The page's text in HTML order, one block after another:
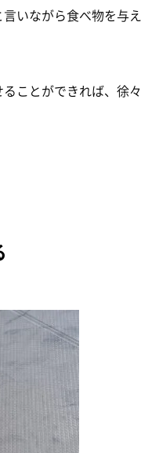
いながら食べ物を与え
ことができれば、徐々